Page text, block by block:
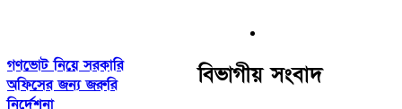
গণভোট নিয়ে সরকারি
অফিসের জন্য জরুরি
নির্দেশনা
বিভাগীয় সংবাদ